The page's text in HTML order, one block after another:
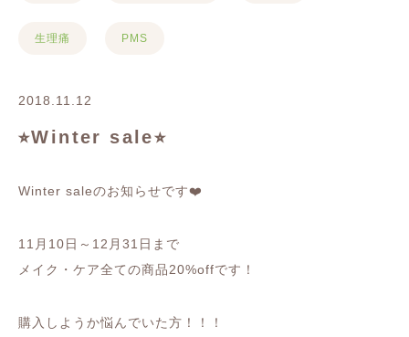
生理痛 PMS
2018.11.12
⭐︎Winter sale⭐︎
Winter saleのお知らせです❤️
11月10日～12月31日まで
メイク・ケア全ての商品20%offです！
購入しようか悩んでいた方！！！